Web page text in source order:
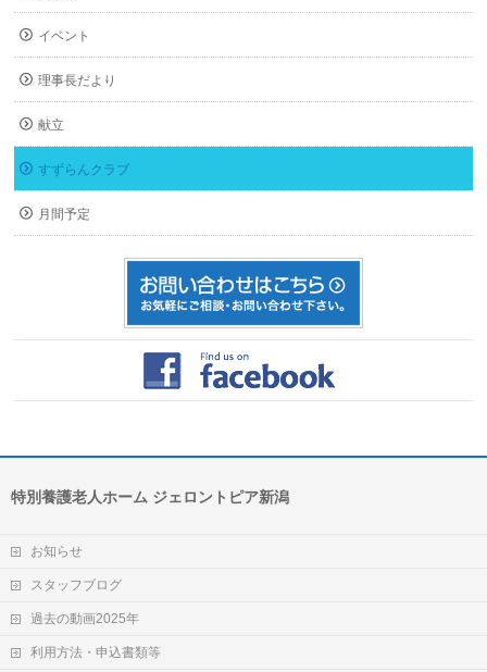
イベント
理事長だより
献立
すずらんクラブ
月間予定
特別養護老人ホーム ジェロントピア新潟
お知らせ
スタッフブログ
過去の動画2025年
利用方法・申込書類等